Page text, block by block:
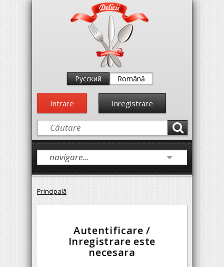
Русский Română
Intrare Inregistrare
Principală
Autentificare /
Inregistrare este
necesara